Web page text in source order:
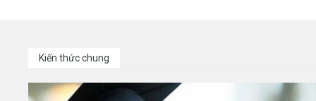
Kiến thức chung